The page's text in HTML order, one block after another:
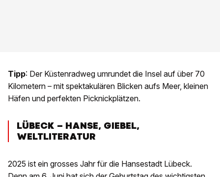
Tipp: Der Küstenradweg umrundet die Insel auf über 70
Kilometern – mit spektakulären Blicken aufs Meer, kleinen
Häfen und perfekten Picknickplätzen.
LÜBECK – HANSE, GIEBEL,
WELTLITERATUR
2025 ist ein grosses Jahr für die Hansestadt Lübeck.